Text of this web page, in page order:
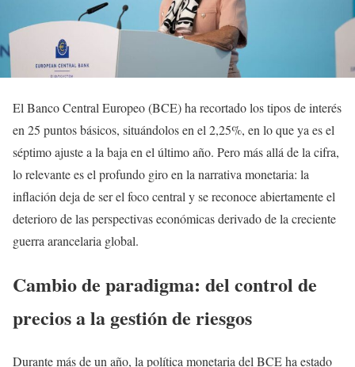
El Banco Central Europeo (BCE) ha recortado los tipos de interés
en 25 puntos básicos, situándolos en el 2,25%, en lo que ya es el
séptimo ajuste a la baja en el último año. Pero más allá de la cifra,
lo relevante es el profundo giro en la narrativa monetaria: la
inflación deja de ser el foco central y se reconoce abiertamente el
deterioro de las perspectivas económicas derivado de la creciente
guerra arancelaria global.
Cambio de paradigma: del control de
precios a la gestión de riesgos
Durante más de un año, la política monetaria del BCE ha estado